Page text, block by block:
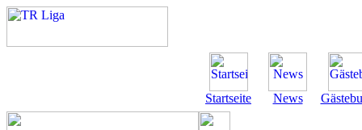
Startseite News